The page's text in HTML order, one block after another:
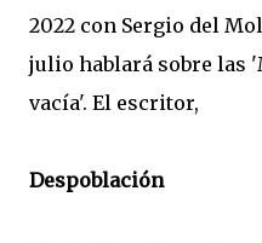
2022 con Sergio del
julio hablará sobre las
vacía'. El escritor,
Despoblación